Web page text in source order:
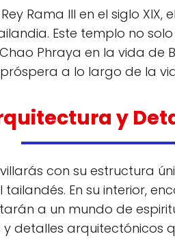
Rama III en el siglo XIX,
Este templo no
Phraya en la vida de
a lo largo de la
y
con su estructura
En su interior,
a un mundo de
detalles arquitectónicos